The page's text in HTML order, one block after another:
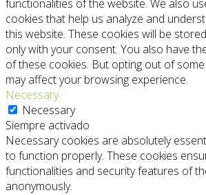
functionalities of the website. We also
cookies that help us analyze and
this website. These cookies will be
only with your consent. You also have
of these cookies. But opting out of
may affect your browsing experience.
Necessary
Necessary
Siempre activado
Necessary cookies are absolutely
to function properly. These cookies
functionalities and security features of
anonymously.